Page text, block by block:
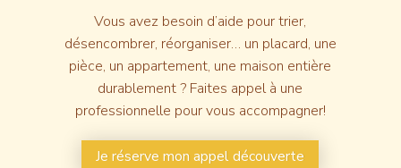
Vous avez besoin d’aide pour trier,
désencombrer, réorganiser… un placard, une
pièce, un appartement, une maison entière
durablement ? Faites appel à une
professionnelle pour vous accompagner!
Je réserve mon appel découverte